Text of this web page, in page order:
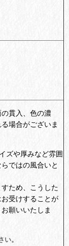
貫入、色の濃
場合がございま
ズや厚みなど雰囲
ではの風合いと
ため、こうした
受けすることが
願いいたしま
。